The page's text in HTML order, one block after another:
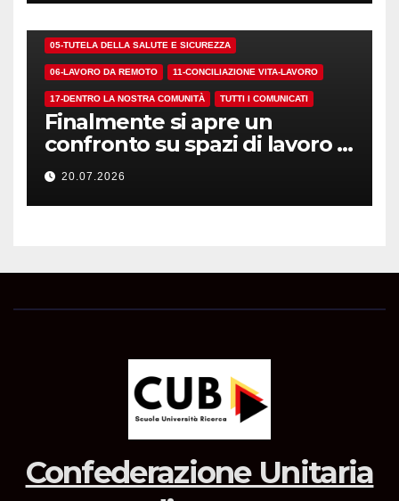
05-TUTELA DELLA SALUTE E SICUREZZA
06-LAVORO DA REMOTO 11-CONCILIAZIONE VITA-LAVORO
17-DENTRO LA NOSTRA COMUNITÀ TUTTI I COMUNICATI
Finalmente si apre un
confronto su spazi di lavoro e
dotazioni
20.07.2026
Confederazione Unitaria